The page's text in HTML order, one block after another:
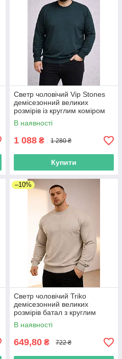
Светр чоловічий Vip Stones
демісезонний великих
розмірів із круглим коміром
батал зелений
В наявності
1 088 ₴ 1 280 ₴
Купити
–10%
Светр чоловічий Triko
демісезонний великих
розмірів батал з круглим
коміром молочний
В наявності
649,80 ₴ 722 ₴